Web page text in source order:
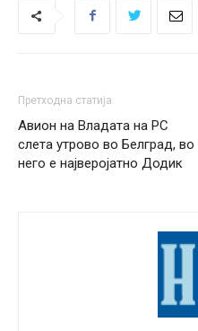
Претходна статија
Авион на Владата на РС
слета утрово во Белград, во
него е најверојатно Додик